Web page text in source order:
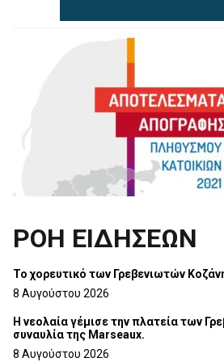
ΡΟΗ ΕΙΔΗΣΕΩΝ
Το χορευτικό των Γρεβενιωτών
8 Αυγούστου 2026
Η νεολαία γέμισε την πλατεία των
συναυλία της Marseaux.
8 Αυγούστου 2026